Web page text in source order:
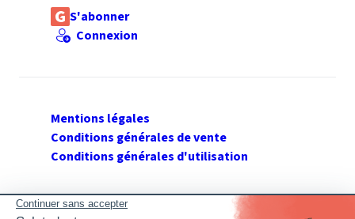
S'abonner
Connexion
Mentions légales
Conditions générales de vente
Conditions générales d'utilisation